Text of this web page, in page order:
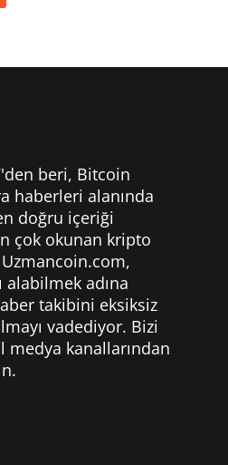
beri, Bitcoin
haberleri alanında
doğru içeriği
çok okunan kripto
alabilmek adına
takibini eksiksiz
vadediyor. Bizi
medya kanallarından